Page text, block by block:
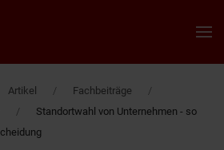
Artikel
Fachbeiträge
Standortwahl von Unternehmen - so